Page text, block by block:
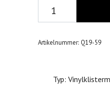
Artikelnummer: Q19-59
Typ: